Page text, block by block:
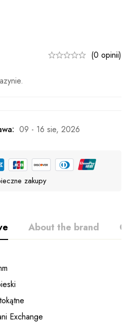
(0 opinii)
09 - 16 sie, 2026
zakupy
About the brand
Exchange